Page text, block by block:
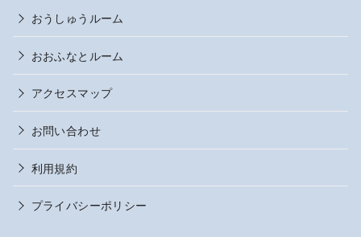
おうしゅうルーム
おおふなとルーム
アクセスマップ
お問い合わせ
利用規約
プライバシーポリシー